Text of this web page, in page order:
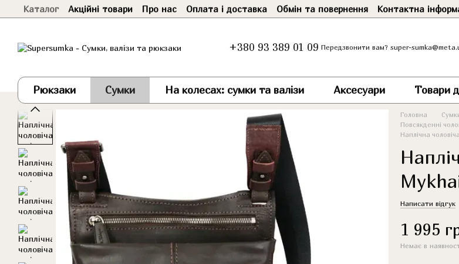
Перейти до основного контенту
Каталог Акційні товари Про нас Оплата і доставка Обмін та повернення Контактна
+380 93 389 01 09 Передзвонити вам? super-
Рюкзаки Сумки На колесах: сумки та валізи Аксесуари Товари
Головна
Повсякденні
Наплічна
Написати відгук
1 995
Немає в